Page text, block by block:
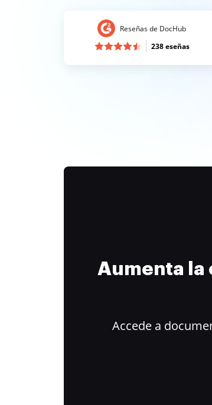
Reseñas de DocHub
238 eseñas
Aumenta la
Accede a